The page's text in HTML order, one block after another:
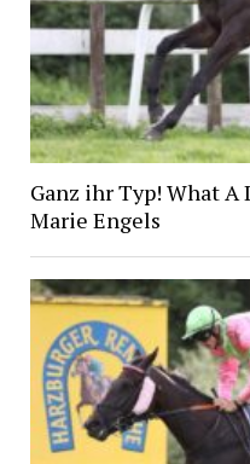
Ganz ihr Typ! What
Marie Engels